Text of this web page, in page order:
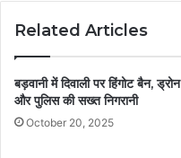
Related Articles
बड़वानी में दिवाली पर हिंगोट बैन, ड्रोन
और पुलिस की सख्त निगरानी
October 20, 2025